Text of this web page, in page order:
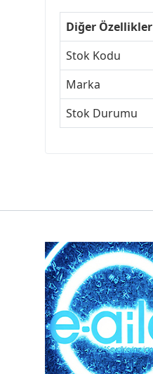
Diğer Özellikler
Stok Kodu
Marka
Stok Durumu